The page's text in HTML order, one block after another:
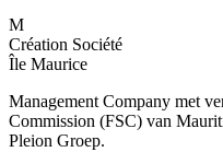
M
Création Société
Île Maurice
Management Company met
Commission (FSC) van
Pleion Groep.